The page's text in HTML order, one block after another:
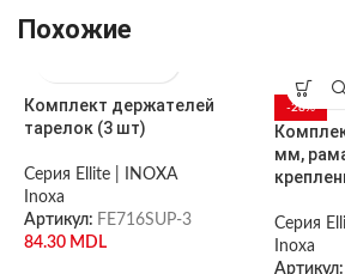
Похожие
Комплект держателей
тарелок (3 шт)
Серия Ellite | INOXA
Inoxa
Артикул: FE716SUP-3
84.30 MDL
-28%
мм,
Серия
Inoxa
Артикул: